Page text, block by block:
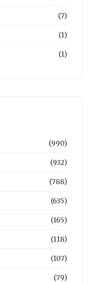
(7)
(1)
(1)
(990)
(932)
(788)
(635)
(165)
(118)
(107)
(79)